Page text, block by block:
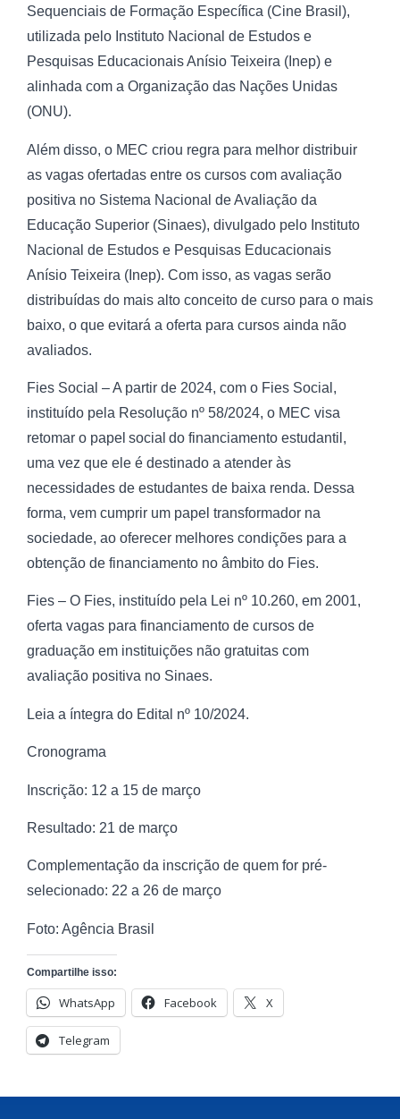
Sequenciais de Formação Específica (Cine Brasil),
utilizada pelo Instituto Nacional de Estudos e
Pesquisas Educacionais Anísio Teixeira (Inep) e
alinhada com a Organização das Nações Unidas
(ONU).
Além disso, o MEC criou regra para melhor distribuir
as vagas ofertadas entre os cursos com avaliação
positiva no Sistema Nacional de Avaliação da
Educação Superior (Sinaes), divulgado pelo Instituto
Nacional de Estudos e Pesquisas Educacionais
Anísio Teixeira (Inep). Com isso, as vagas serão
distribuídas do mais alto conceito de curso para o mais
baixo, o que evitará a oferta para cursos ainda não
avaliados.
Fies Social – A partir de 2024, com o Fies Social,
instituído pela Resolução nº 58/2024, o MEC visa
retomar o papel social do financiamento estudantil,
uma vez que ele é destinado a atender às
necessidades de estudantes de baixa renda. Dessa
forma, vem cumprir um papel transformador na
sociedade, ao oferecer melhores condições para a
obtenção de financiamento no âmbito do Fies.
Fies – O Fies, instituído pela Lei nº 10.260, em 2001,
oferta vagas para financiamento de cursos de
graduação em instituições não gratuitas com
avaliação positiva no Sinaes.
Leia a íntegra do Edital nº 10/2024.
Cronograma
Inscrição: 12 a 15 de março
Resultado: 21 de março
Complementação da inscrição de quem for pré-
selecionado: 22 a 26 de março
Foto: Agência Brasil
Compartilhe isso:
WhatsApp Facebook X
Telegram